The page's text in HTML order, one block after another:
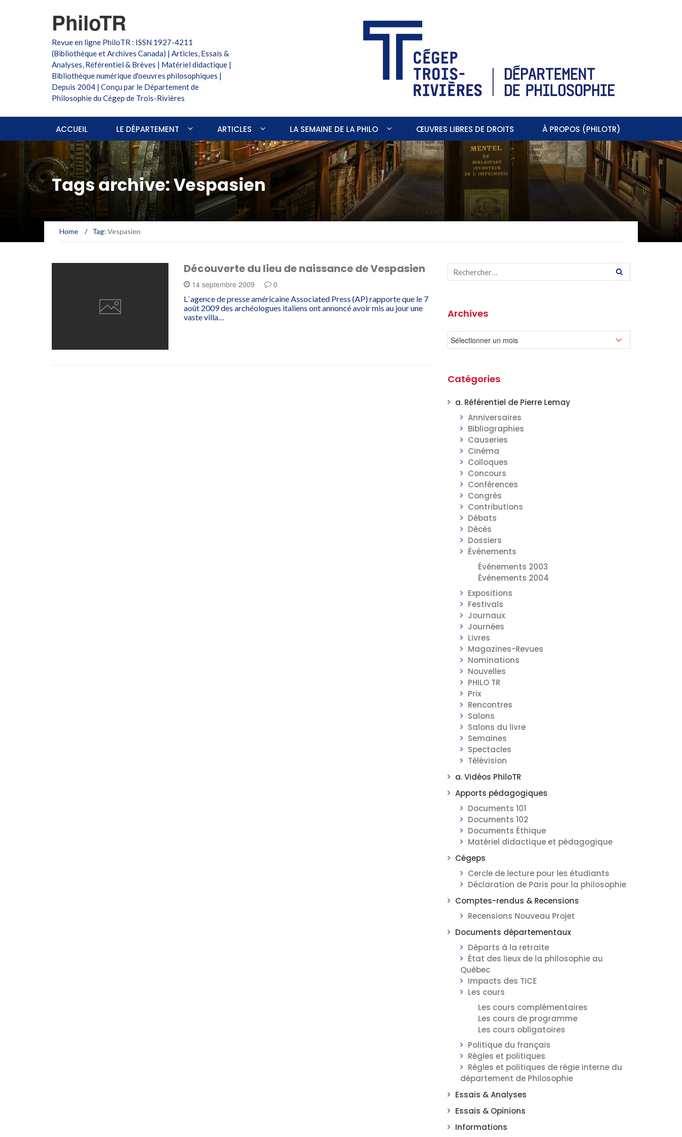
PhiloTR
Revue en ligne PhiloTR : ISSN 1927-4211
(Bibliothèque et Archives Canada) | Articles, Essais &
Analyses, Référentiel & Brèves | Matériel didactique |
Bibliothèque numérique d'oeuvres philosophiques |
Depuis 2004 | Conçu par le Département de
Philosophie du Cégep de Trois-Rivières
ACCUEIL LE DÉPARTEMENT ARTICLES LA SEMAINE DE LA PHILO ŒUVRES LIBRES DE DROITS À PROPOS (PHILOTR)
Tags archive: Vespasien
Home / Tag: Vespasien
Découverte du lieu de naissance de Vespasien
14 septembre 2009 0
L`agence de presse américaine Associated Press (AP) rapporte que le 7
août 2009 des archéologues italiens ont annoncé avoir mis au jour une
vaste villa…
Archives
Catégories
a. Référentiel de Pierre Lemay
Anniversaires
Bibliographies
Causeries
Cinéma
Colloques
Concours
Conférences
Congrès
Contributions
Débats
Décès
Dossiers
Événements
Événements 2003
Événements 2004
Expositions
Festivals
Journaux
Journées
Livres
Magazines-Revues
Nominations
Nouvelles
PHILO TR
Prix
Rencontres
Salons
Salons du livre
Semaines
Spectacles
Télévision
a. Vidéos PhiloTR
Apports pédagogiques
Documents 101
Documents 102
Documents Éthique
Matériel didactique et pédagogique
Cégeps
Cercle de lecture pour les étudiants
Déclaration de Paris pour la philosophie
Comptes-rendus & Recensions
Recensions Nouveau Projet
Documents départementaux
Départs à la retraite
État des lieux de la philosophie au
Québec
Impacts des TICE
Les cours
Les cours complémentaires
Les cours de programme
Les cours obligatoires
Politique du français
Règles et politiques
Règles et politiques de régie interne du
département de Philosophie
Essais & Analyses
Essais & Opinions
Informations